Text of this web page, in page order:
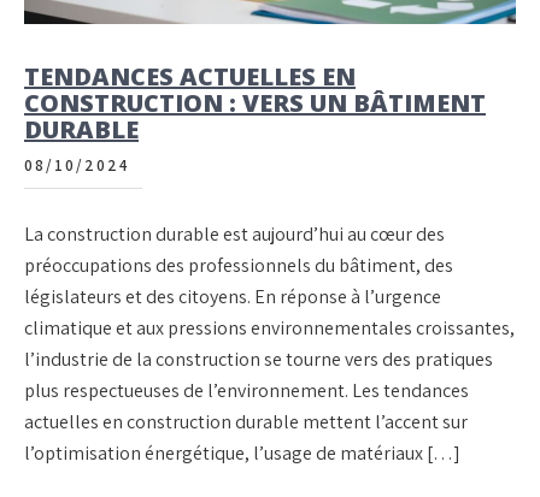
TENDANCES ACTUELLES EN
CONSTRUCTION : VERS UN BÂTIMENT
DURABLE
08/10/2024
La construction durable est aujourd’hui au cœur des
préoccupations des professionnels du bâtiment, des
législateurs et des citoyens. En réponse à l’urgence
climatique et aux pressions environnementales croissantes,
l’industrie de la construction se tourne vers des pratiques
plus respectueuses de l’environnement. Les tendances
actuelles en construction durable mettent l’accent sur
l’optimisation énergétique, l’usage de matériaux […]